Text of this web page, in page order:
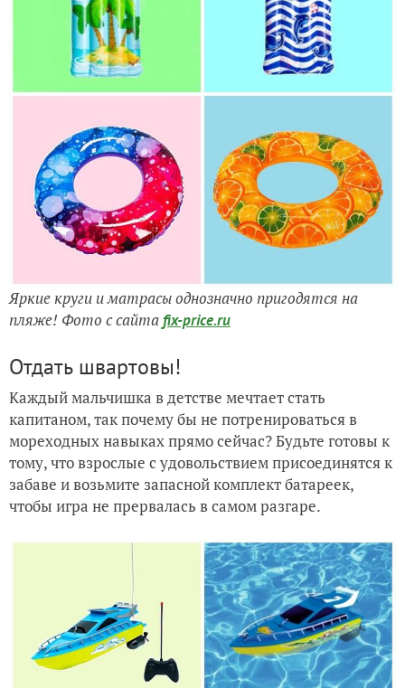
Яркие круги и матрасы однозначно пригодятся на
пляже! Фото с сайта fix-price.ru
Отдать швартовы!
Каждый мальчишка в детстве мечтает стать
капитаном, так почему бы не потренироваться в
мореходных навыках прямо сейчас? Будьте готовы к
тому, что взрослые с удовольствием присоединятся к
забаве и возьмите запасной комплект батареек,
чтобы игра не прервалась в самом разгаре.